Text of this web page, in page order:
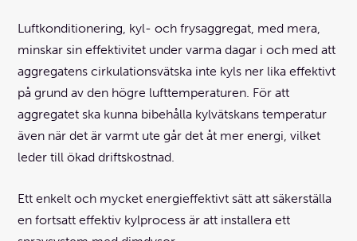
Luftkonditionering, kyl- och frysaggregat, med mera,
minskar sin effektivitet under varma dagar i och med att
aggregatens cirkulationsvätska inte kyls ner lika effektivt
på grund av den högre lufttemperaturen. För att
aggregatet ska kunna bibehålla kylvätskans temperatur
även när det är varmt ute går det åt mer energi, vilket
leder till ökad driftskostnad.
Ett enkelt och mycket energieffektivt sätt att säkerställa
en fortsatt effektiv kylprocess är att installera ett